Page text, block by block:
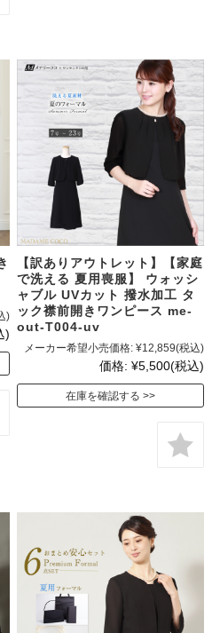
)
)
【訳ありアウトレット】【家庭
で洗える 夏用喪服】 ウォッシ
ャブル UVカット 撥水加工 タ
ック襟前開きワンピース me-
out-T004-uv
メーカー希望小売価格: ¥12,859(税込)
価格: ¥5,500(税込)
在庫を確認する